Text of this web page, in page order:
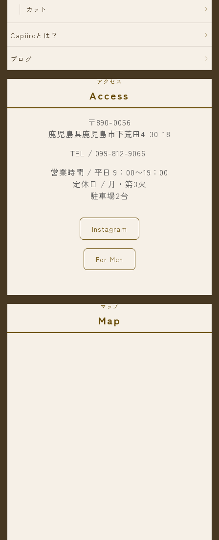
カット
Capiireとは？
ブログ
アクセス
Access
〒890-0056
鹿児島県鹿児島市下荒田4-30-18
TEL / 099-812-9066
営業時間 / 平日 9：00〜19：00
定休日 / 月・第3火
駐車場2台
Instagram
For Men
マップ
Map